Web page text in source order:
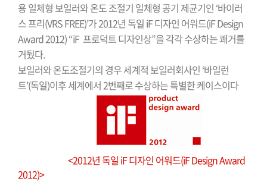
용일체형 보일러와온도조절기 일체형 공기 제균기인 ‘바이러
스프리(VRS FREE)’가2012년 독일 iF디자인 어워드(iF Design
Award 2012) “iF 프로덕트디자인상”을각각수상하는쾌거를
거뒀다.
보일러와온도조절기의 경우세계적 보일러회사인 ‘바일런
트’(독일)이후세계에서2번째로수상하는특별한케이스이다
<2012년독일 iF디자인 어워드(iF Design Award
2012)>